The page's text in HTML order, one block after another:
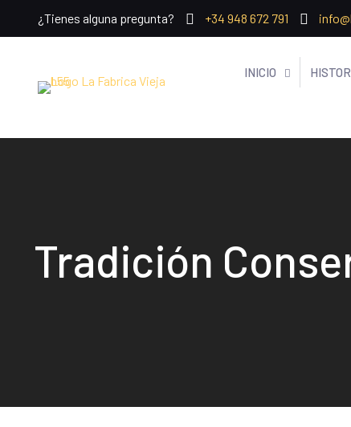
¿Tienes alguna pregunta? +34 948 672 791
INICIO
Tradición